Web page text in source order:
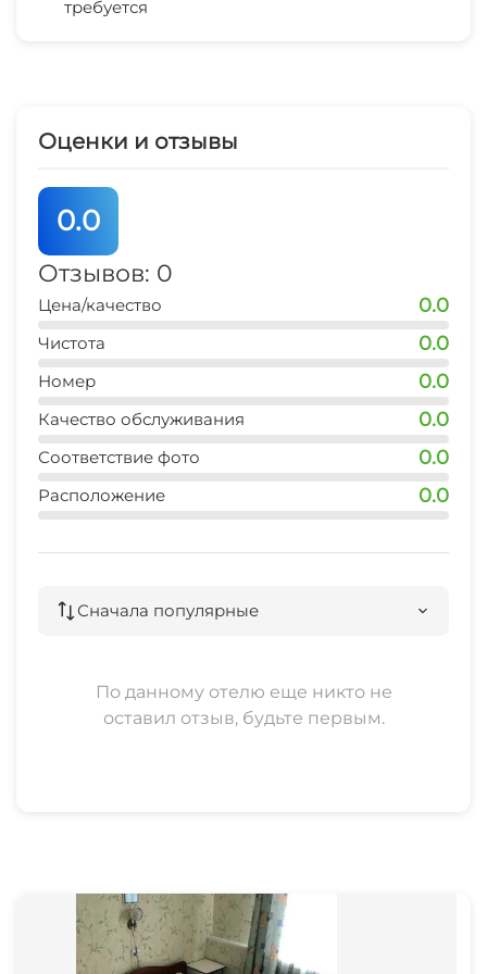
центр развлечений
20 мин
20 мин
магазин продукты
банкомат Сбербанк
требуется
Оценки и отзывы
0.0
Отзывов: 0
Цена/качество 0.0
Чистота 0.0
Номер 0.0
Качество обслуживания 0.0
Соответствие фото 0.0
Расположение 0.0
Сначала популярные
По данному отелю еще никто не
оставил отзыв, будьте первым.